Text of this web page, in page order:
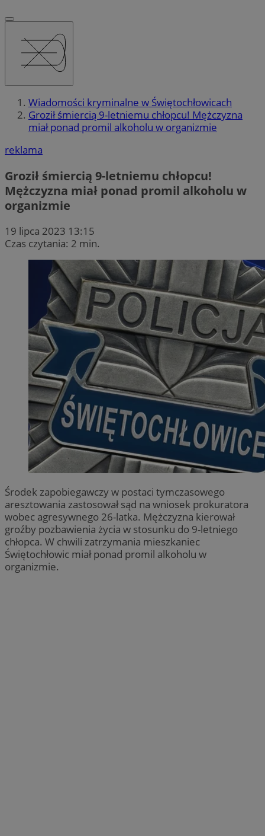
Wiadomości kryminalne w Świętochłowicach
Groził śmiercią 9-letniemu chłopcu! Mężczyzna
miał ponad promil alkoholu w organizmie
reklama
Groził śmiercią 9-letniemu chłopcu!
Mężczyzna miał ponad promil alkoholu w
organizmie
19 lipca 2023 13:15
Czas czytania: 2 min.
Środek zapobiegawczy w postaci tymczasowego
aresztowania zastosował sąd na wniosek prokuratora
wobec agresywnego 26-latka. Mężczyzna kierował
groźby pozbawienia życia w stosunku do 9-letniego
chłopca. W chwili zatrzymania mieszkaniec
Świętochłowic miał ponad promil alkoholu w
organizmie.